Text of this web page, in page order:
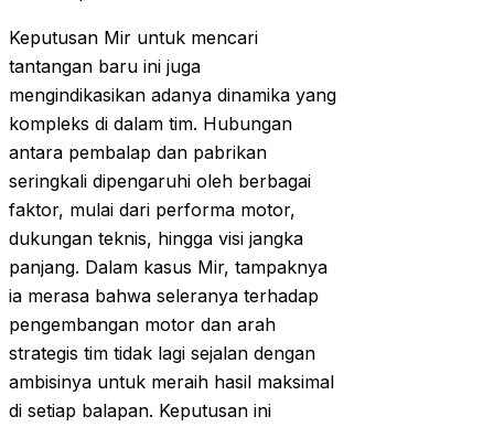
Keputusan Mir untuk mencari
tantangan baru ini juga
mengindikasikan adanya dinamika yang
kompleks di dalam tim. Hubungan
antara pembalap dan pabrikan
seringkali dipengaruhi oleh berbagai
faktor, mulai dari performa motor,
dukungan teknis, hingga visi jangka
panjang. Dalam kasus Mir, tampaknya
ia merasa bahwa seleranya terhadap
pengembangan motor dan arah
strategis tim tidak lagi sejalan dengan
ambisinya untuk meraih hasil maksimal
di setiap balapan. Keputusan ini